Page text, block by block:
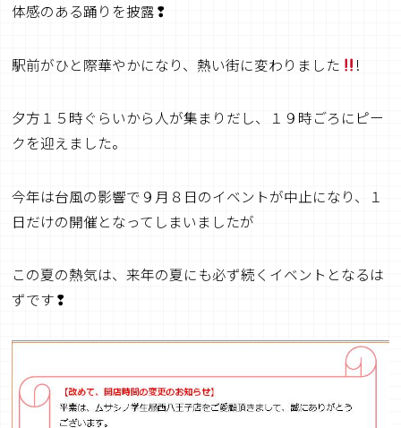
体感のある踊りを披露❢
駅前がひと際華やかになり、熱い街に変わりました !
夕方１５時ぐらいから人が集まりだし、１９時ごろにピー
クを迎えました。
今年は台風の影響で９月８日のイベントが中止になり、１
日だけの開催となってしまいましたが
この夏の熱気は、来年の夏にも必ず続くイベントとなるは
ずです❢